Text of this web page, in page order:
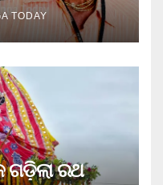
TODAY
ଗଡ଼ିଲା ରଥ